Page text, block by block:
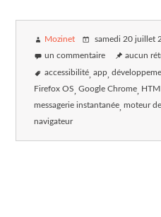
Mozinet samedi 20 juillet
un commentaire aucun
accessibilité app
Firefox OS Google Chrome
messagerie instantanée moteur
navigateur